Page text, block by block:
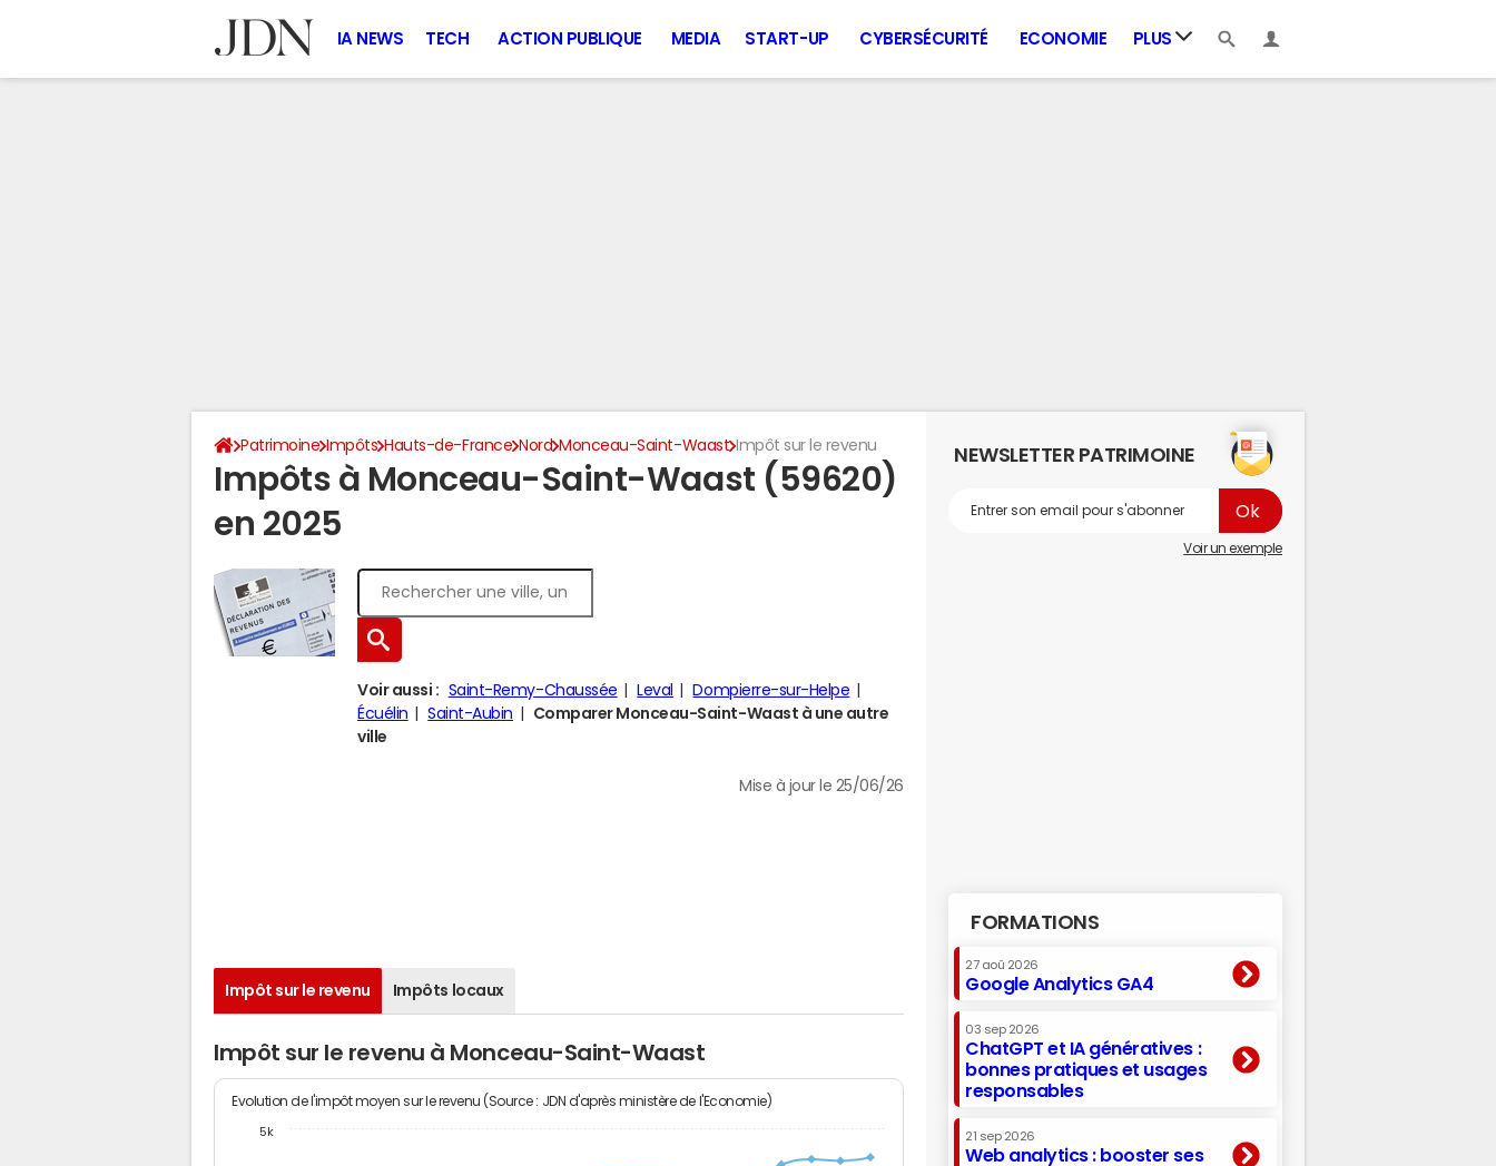
IA NEWS TECH ACTION PUBLIQUE MEDIA START-UP CYBERSÉCURITÉ ECONOMIE PLUS
Patrimoine Impôts Hauts-de-France Nord Monceau-Saint-Waast Impôt sur le revenu
Impôts à Monceau-Saint-Waast (59620)
en 2025
Voir aussi : Saint-Remy-Chaussée Leval
Dompierre-sur-Helpe
Écuélin
Saint-Aubin
Comparer Monceau-Saint-Waast à une autre
ville
Mise à jour le 25/06/26
Impôt sur le revenu Impôts locaux
Impôt sur le revenu à Monceau-Saint-Waast
Evolution de l'impôt moyen sur le revenu (Source : JDN d'après ministère de l'Economie)
5k
NEWSLETTER PATRIMOINE
Voir un exemple
FORMATIONS
27 aoû 2026
Google Analytics GA4
03 sep 2026
ChatGPT et IA génératives :
bonnes pratiques et usages
responsables
21 sep 2026
Web analytics : booster ses